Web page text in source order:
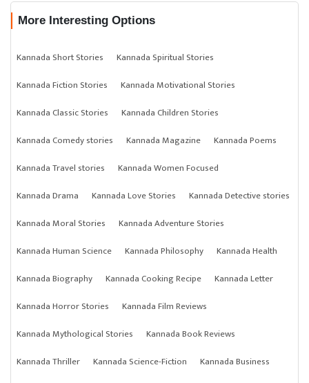
More Interesting Options
Kannada Short Stories
Kannada Spiritual Stories
Kannada Fiction Stories
Kannada Motivational Stories
Kannada Classic Stories
Kannada Children Stories
Kannada Comedy stories
Kannada Magazine
Kannada Poems
Kannada Travel stories
Kannada Women Focused
Kannada Drama
Kannada Love Stories
Kannada Detective stories
Kannada Moral Stories
Kannada Adventure Stories
Kannada Human Science
Kannada Philosophy
Kannada Health
Kannada Biography
Kannada Cooking Recipe
Kannada Letter
Kannada Horror Stories
Kannada Film Reviews
Kannada Mythological Stories
Kannada Book Reviews
Kannada Thriller
Kannada Science-Fiction
Kannada Business